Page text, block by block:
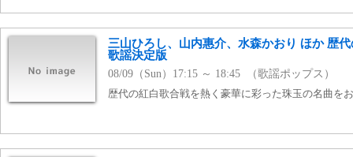
三山ひろし、山内惠介、水森かおり ほか 歴
歌謡決定版
08/09（Sun）17:15 ～ 18:45 （歌謡ポップス）
歴代の紅白歌合戦を熱く豪華に彩った珠玉の名曲を